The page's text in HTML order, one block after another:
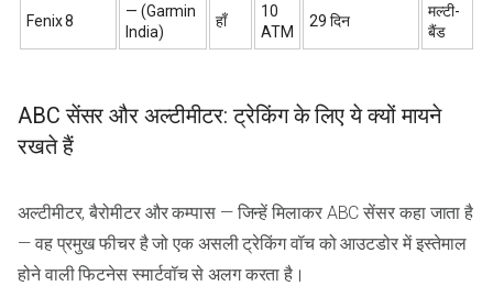
Fenix 8
— (Garmin
India)
हाँ
10
ATM
29 दिन
मल्टी-
बैंड
ABC सेंसर और अल्टीमीटर: ट्रेकिंग के लिए ये क्यों मायने
रखते हैं
अल्टीमीटर, बैरोमीटर और कम्पास — जिन्हें मिलाकर ABC सेंसर कहा जाता है
— वह प्रमुख फीचर है जो एक असली ट्रेकिंग वॉच को आउटडोर में इस्तेमाल
होने वाली फिटनेस स्मार्टवॉच से अलग करता है।